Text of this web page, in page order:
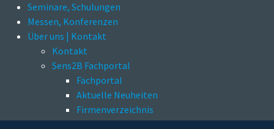
Seminare, Schulungen
Messen, Konferenzen
Über uns | Kontakt
Kontakt
Sens2B Fachportal
Fachportal
Aktuelle Neuheiten
Firmenverzeichnis